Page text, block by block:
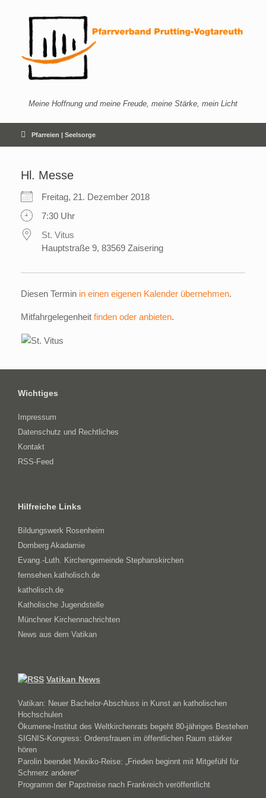
Meine Hoffnung und meine Freude, meine Stärke, mein Licht
Pfarreien | Seelsorge
Hl. Messe
Freitag, 21. Dezember 2018
7:30 Uhr
St. Vitus
Hauptstraße 9, 83569 Zaisering
Diesen Termin in einen eigenen Kalender übernehmen.
Mitfahrgelegenheit finden oder anbieten.
Wichtiges
Impressum
Datenschutz und Rechtliches
Kontakt
RSS-Feed
Hilfreiche Links
Bildungswerk Rosenheim
Domberg Akadamie
Evang.-Luth. Kirchengemeinde Stephanskirchen
fernsehen.katholisch.de
katholisch.de
Katholische Jugendstelle
Münchner Kirchennachrichten
News aus dem Vatikan
Vatikan News
Vatikan: Neuer Bachelor-Abschluss in Kunst an katholischen
Hochschulen
Ökumene-Institut des Weltkirchenrats begeht 80-jähriges Bestehen
SIGNIS-Kongress: Ordensfrauen im öffentlichen Raum stärker
hören
Parolin beendet Mexiko-Reise: „Frieden beginnt mit Mitgefühl für
Schmerz anderer“
Programm der Papstreise nach Frankreich veröffentlicht